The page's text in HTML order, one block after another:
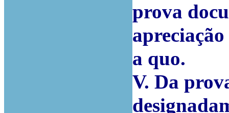
prova
a quo.
V. Da